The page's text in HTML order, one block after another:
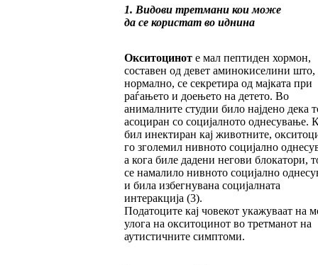
1. Видови третмани кои може
да се користат во иднина
Окситоциноте мал пептиден хормон,
составен од девет аминокиселини што,
нормално, се секретира од мајката при
раѓањето и доењето на детето. Во
анималните студии било најдено дека
асоциран со социјалното однесување.
бил инектиран кај животните,
го зголемил нивното социјално
а кога биле дадени негови блокатори,
се намалило нивното социјално
и била избегнувана социјалната
интеракција (3).
Податоците кај човекот укажуваат на
улога на окситоцинот во третманот на
аутистичните симптоми.